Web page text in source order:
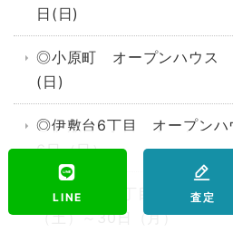
日(日)
◎小原町 オープンハウス
(日)
◎伊敷台6丁目 オープンハ
6日（日）
◎玉里団地2丁目 オープ
（土）～30日（月）
LINE 査定